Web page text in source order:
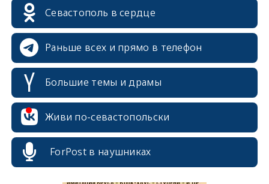
Севастополь в сердце
Раньше всех и прямо в телефон
Большие темы и драмы
Живи по-севастопольски
ForPost в наушниках
erid: 2SDnjcrDNw6